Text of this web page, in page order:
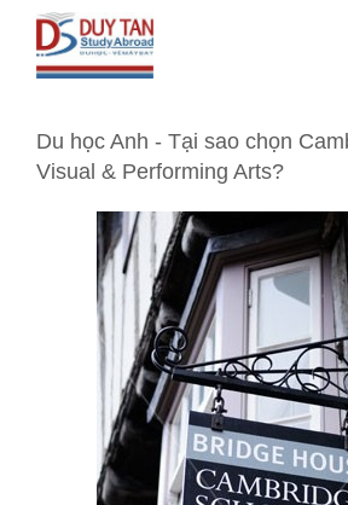
Du học Anh - Tại sao chọn
Visual & Performing Arts?